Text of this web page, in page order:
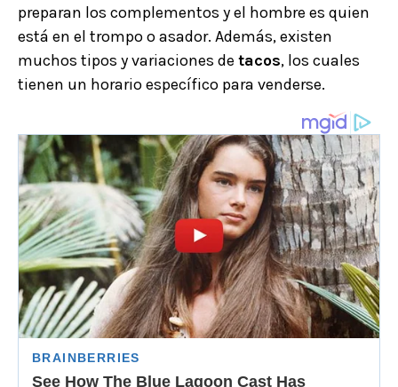
preparan los complementos y el hombre es quien
está en el trompo o asador. Además, existen
muchos tipos y variaciones de tacos, los cuales
tienen un horario específico para venderse.